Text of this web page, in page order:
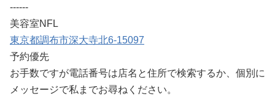
------
美容室NFL
東京都調布市深大寺北6-15097
予約優先
お手数ですが電話番号は店名と住所で検索するか、個別に
メッセージで私までお尋ねください。